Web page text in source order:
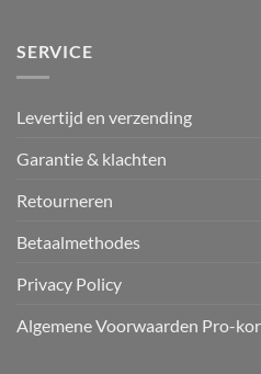
SERVICE
Levertijd en verzending
Garantie & klachten
Retourneren
Betaalmethodes
Privacy Policy
Algemene Voorwaarden Pro-